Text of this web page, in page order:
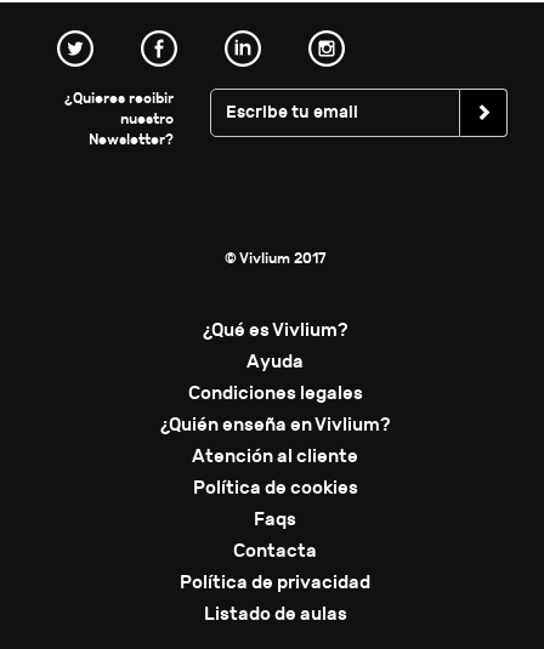
¿Quieres recibir
nuestro
Newsletter?
© Vivlium 2017
¿Qué es Vivlium?
Ayuda
Condiciones legales
¿Quién enseña en Vivlium?
Atención al cliente
Política de cookies
Faqs
Contacta
Política de privacidad
Listado de aulas